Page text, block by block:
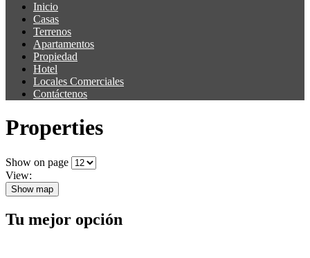
Inicio
Casas
Terrenos
Apartamentos
Propiedad
Hotel
Locales Comerciales
Contáctenos
Properties
Show on page
View:
Show map
Tu mejor opción